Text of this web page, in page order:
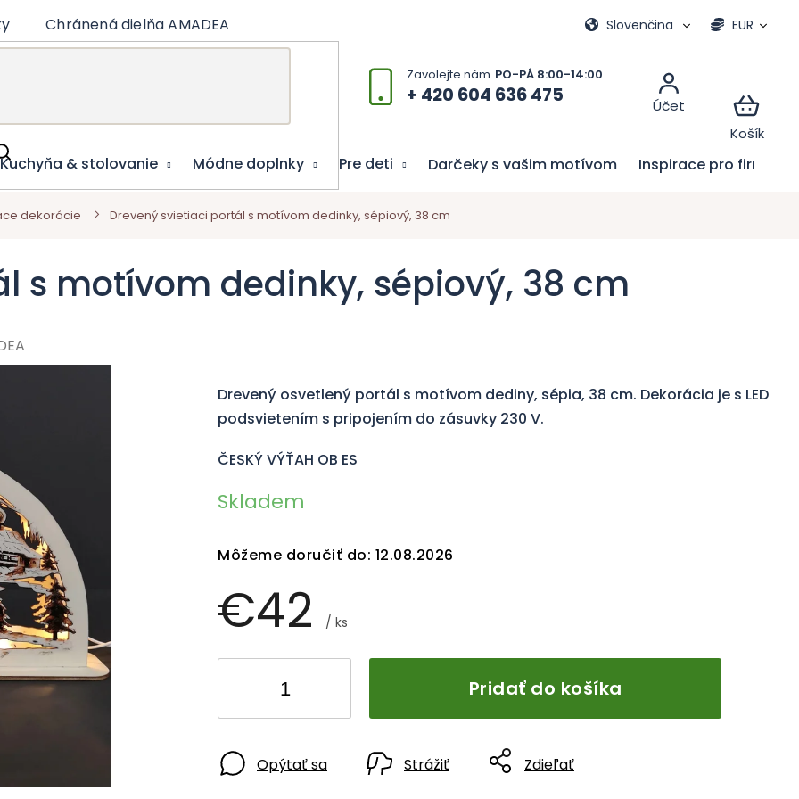
+ 420 604 636 475
Chránená dielňa AMADEA Moja objednávka EUR
Slovenčina
Kuchyňa & stolovanie Módne doplnky Pre deti Darčeky s vašim motívom Inspirace pro firmy
dekorácie Drevený svietiaci portál s motívom dedinky, sépiový, 38 cm
s motívom dedinky, sépiový, 38 cm
€42 / ks
Skladem
Môžeme doručiť do: 12.08.2026
Pridať do košíka
Drevený osvetlený portál s motívom dediny, sépia, 38 cm. Dekorácia je s LED
podsvietením s pripojením do zásuvky 230 V.
ČESKÝ VÝŤAH OB ES
Opýtať sa Strážiť Zdieľať